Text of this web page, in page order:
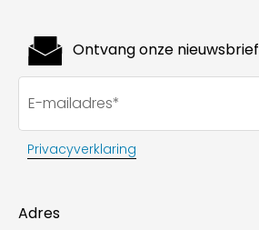
Adres
Ontvang onze nieuwsbrief
Privacyverklaring